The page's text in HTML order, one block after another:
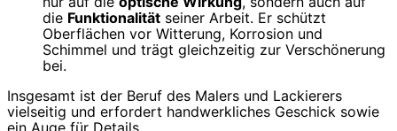
die Funktionalität seiner Arbeit. Er schützt
Oberflächen vor Witterung, Korrosion und
Schimmel und trägt gleichzeitig zur Verschönerung
bei.
Insgesamt ist der Beruf des Malers und Lackierers
vielseitig und erfordert handwerkliches Geschick sowie
ein Auge für Details.